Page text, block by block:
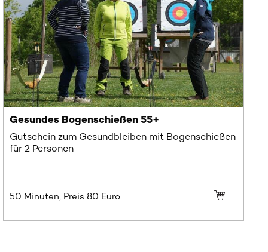
Gesundes Bogenschießen 55+
Gutschein zum Gesundbleiben mit Bogenschießen
für 2 Personen
50 Minuten, Preis 80 Euro